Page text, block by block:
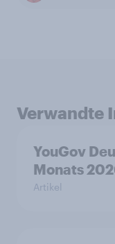
Verwandte
YouGov
Monats
Artikel